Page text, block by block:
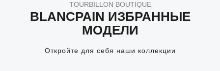
TOURBILLON BOUTIQUE
BLANCPAIN ИЗБРАННЫЕ
МОДЕЛИ
Откройте для себя наши коллекции